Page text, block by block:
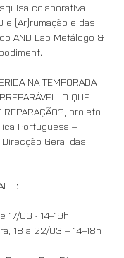
colaborativa
e (Ar)rumação e das
AND Lab Metálogo &
NA TEMPORADA
O QUE
REPARAÇÃO?, projeto
Portuguesa –
Geral das
:::
17/03 - 14–19h
18 a 22/03 – 14–18h